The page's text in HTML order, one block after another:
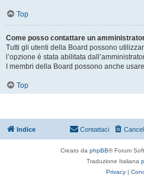
Top
Come posso contattare un
Tutti gli utenti della Board possono
l’opzione è stata abilitata
I membri della Board possono anche
Top
Indice Contattaci
Creato da phpBB® Forum
Traduzione Italiana
Privacy |